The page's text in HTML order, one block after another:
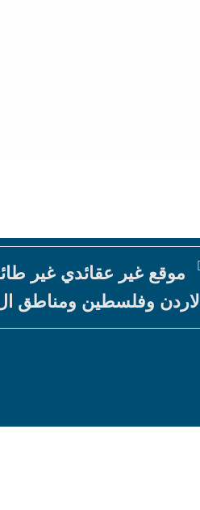
موقع غير عقائدي غير
الاردن وفلسطين ومناطق